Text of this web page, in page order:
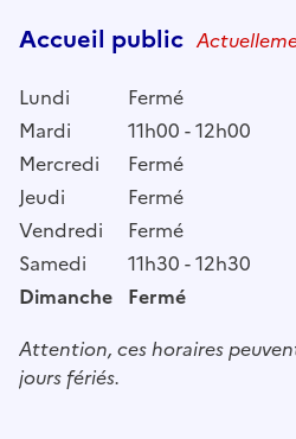
Accueil public
Lundi
Fermé
Mardi
11h00 - 12h00
Mercredi
Fermé
Jeudi
Fermé
Vendredi
Fermé
Samedi
11h30 - 12h30
Dimanche Fermé
Attention, ces horaires
jours fériés.